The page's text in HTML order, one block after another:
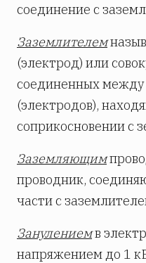
соединение с
Заземлителем
(электрод) или
соединенных между
(электродов),
соприкосновении с
Заземляющим
проводник,
части с
Занулениемв
напряжением до 1